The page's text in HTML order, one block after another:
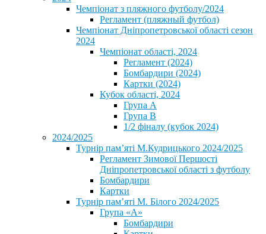
Чемпіонат з пляжного футболу/2024
Регламент (пляжный футбол)
Чемпіонат Дніпропетровської області сезон
2024
Чемпіонат області, 2024
Регламент (2024)
Бомбардири (2024)
Картки (2024)
Кубок області, 2024
Група А
Група В
1/2 фіналу (кубок 2024)
2024/2025
Турнір пам’яті М.Кудрицького 2024/2025
Регламент Зимової Першості
Дніпропетровської області з футболу
Бомбардири
Картки
Турнір пам’яті М. Білого 2024/2025
Група «А»
Бомбардири